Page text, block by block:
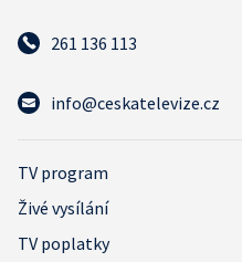
261 136 113
info@ceskatelevize.cz
TV program
Živé vysílání
TV poplatky